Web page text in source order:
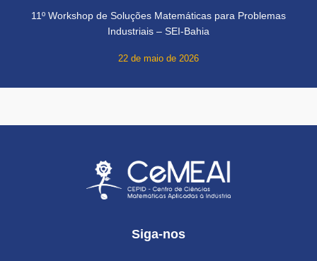
11º Workshop de Soluções Matemáticas para Problemas
Industriais – SEI-Bahia
22 de maio de 2026
Siga-nos